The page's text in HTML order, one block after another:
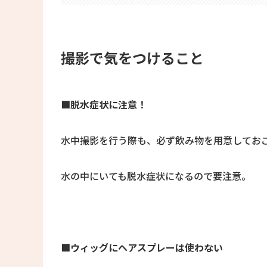
撮影で気をつけること
■脱水症状に注意！
水中撮影を行う際も、必ず飲み物を用意してお
水の中にいても脱水症状になるので要注意。
■ウィッグにヘアスプレーは使わない